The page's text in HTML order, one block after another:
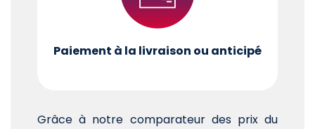
Paiement à la livraison ou anticipé
Grâce à notre comparateur des prix du